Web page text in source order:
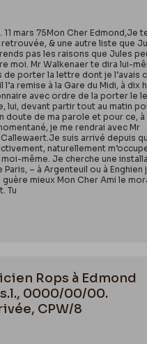
11 mars 75Mon Cher Edmond,Je
retrouvée, & une autre liste que
pas les raisons que Jules
moi. Mr Walkenaer te dira lui-
de porter la lettre dont je l’avais
remise à la Gare du Midi, à dix
avec ordre de la porter le
lui, devant partir tout au matin
doute de ma parole et pour ce,
je me rendrai avec Mr
suis arrivé depuis
naturellement
même. Je cherche une
Paris, – à Argenteuil ou à Enghien
mieux Mon Cher Ami le
Tu
Rops à Edmond
0000/00/00.
CPW/8